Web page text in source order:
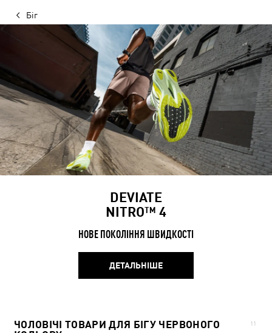
Біг
DEVIATE
NITRO™ 4
НОВЕ ПОКОЛІННЯ ШВИДКОСТІ
ДЕТАЛЬНІШЕ
ЧОЛОВІЧІ ТОВАРИ ДЛЯ БІГУ ЧЕРВОНОГО
11